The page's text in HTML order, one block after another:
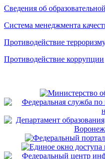
Сведения об
Система менеджмента
Противодействие
Противодействие коррупции